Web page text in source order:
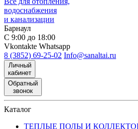
водоснабжения
и канализации
Барнаул
С 9:00 до 18:00
Vkontakte Whatsapp
8 (3852) 69-25-02 Info@sanaltai.ru
Личный
кабинет
Обратный
звонок
Каталог
ТЕПЛЫЕ ПОЛЫ И